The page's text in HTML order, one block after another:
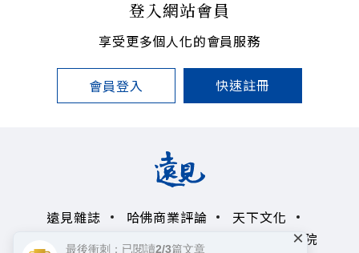
登入網站會員
享受更多個人化的會員服務
會員登入 快速註冊
遠見雜誌 哈佛商業評論
天下文化
未來親子學習平台
領導影響力學院
最後衝刺：已閱讀2/3篇文章 ×